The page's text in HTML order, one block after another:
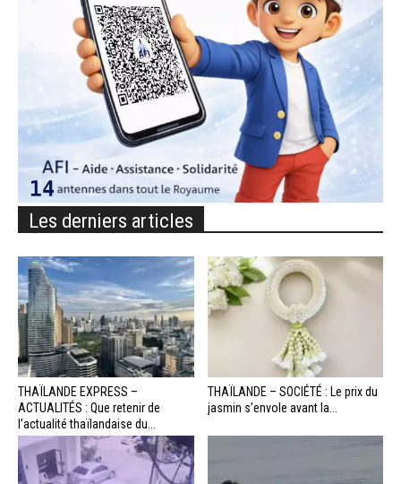
Les derniers articles
THAÏLANDE EXPRESS –
ACTUALITÉS : Que retenir de
l’actualité thaïlandaise du...
THAÏLANDE – SOCIÉTÉ : Le prix du
jasmin s’envole avant la...